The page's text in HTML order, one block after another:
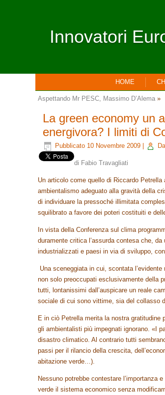
Innovatori
HOME
Aspettando Mr PESC, Massimo D’Alema »
La green economy un
energivora? I limiti di
Pubblicato 10 Novembre 2009 Da
di Fabio Travagliati
Un articolo come quello di Riccardo
ambientalismo adeguato alla gravità della
di individuare la pressoché illimitata
squilibrato a favore dei poteri costituiti e
In vista della Conferenza sul clima
duramente critica l’assurda contesa che,
industrializzati e paesi in via di sviluppo,
Una sceneggiata in cui, scontata
non solo preoccupati esclusivamente della
tutti, lontanissimi dall’auspicare un reale
sociale di cui sono vittime, sia del collasso
E in ciò Petrella merita la nostra gratitudine
gli ambientalisti più impegnati ignorano. «I
disastro climatico. Al contrario tutti
passi per il rilancio della crescita,
abitazione verde…).
Nessuno potrebbe contestare l’importanza
verde il sistema economico senza